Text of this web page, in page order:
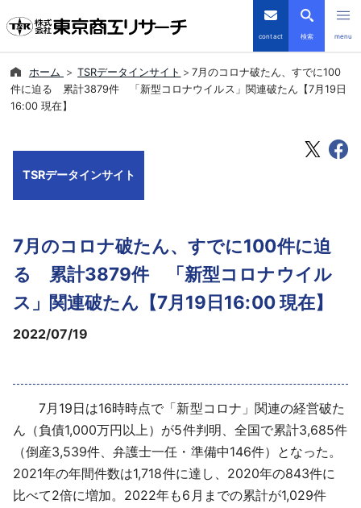
contact 検索 menu
倒産・注目企業情報
TSR-PLUS
会社案内
商品・サービス
採用情報
よくあるご質問
English
ホーム TSRデータインサイト
7月のコロナ破たん、すでに100
件に迫る 累計3879件 「新型コロナウイルス」関連破たん【7月19日
16:00 現在】
TSRデータインサイト
7月のコロナ破たん、すでに100件に迫
る 累計3879件 「新型コロナウイル
ス」関連破たん【7月19日16:00 現在】
2022/07/19
7月19日は16時時点で「新型コロナ」関連の経営破た
ん（負債1,000万円以上）が5件判明、全国で累計3,685件
（倒産3,539件、弁護士一任・準備中146件）となった。
2021年の年間件数は1,718件に達し、2020年の843件に
比べて2倍に増加。2022年も6月までの累計が1,029件